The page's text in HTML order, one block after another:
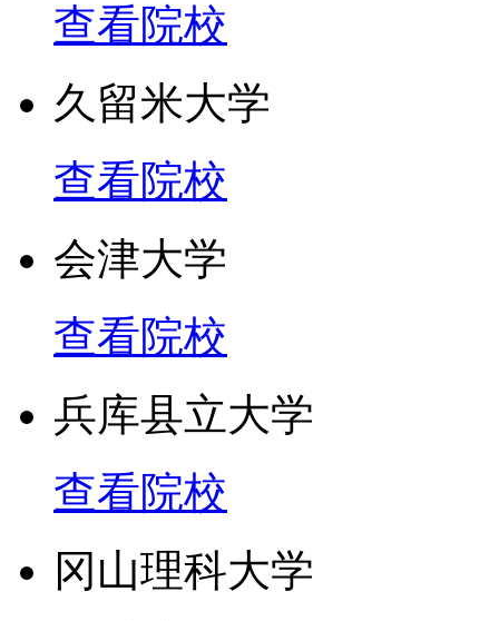
查看院校
久留米大学
查看院校
会津大学
查看院校
兵库县立大学
查看院校
冈山理科大学